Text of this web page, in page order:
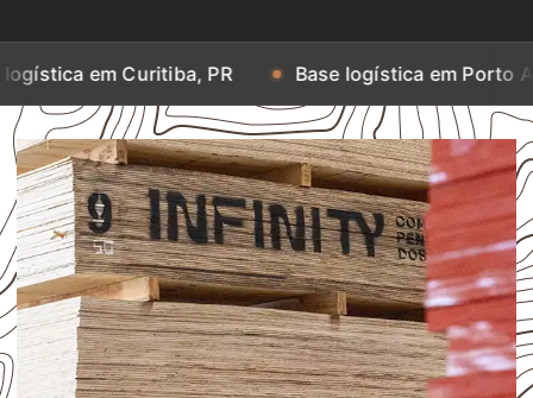
Curitiba, PR Base logística em Porto Alegre, RS